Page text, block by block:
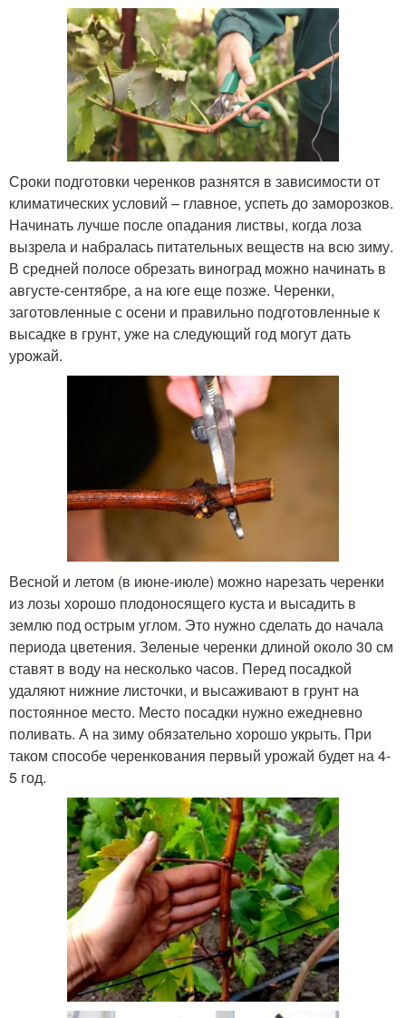
Сроки подготовки черенков разнятся в зависимости от
климатических условий – главное, успеть до заморозков.
Начинать лучше после опадания листвы, когда лоза
вызрела и набралась питательных веществ на всю зиму.
В средней полосе обрезать виноград можно начинать в
августе-сентябре, а на юге еще позже. Черенки,
заготовленные с осени и правильно подготовленные к
высадке в грунт, уже на следующий год могут дать
урожай.
Весной и летом (в июне-июле) можно нарезать черенки
из лозы хорошо плодоносящего куста и высадить в
землю под острым углом. Это нужно сделать до начала
периода цветения. Зеленые черенки длиной около 30 см
ставят в воду на несколько часов. Перед посадкой
удаляют нижние листочки, и высаживают в грунт на
постоянное место. Место посадки нужно ежедневно
поливать. А на зиму обязательно хорошо укрыть. При
таком способе черенкования первый урожай будет на 4-
5 год.